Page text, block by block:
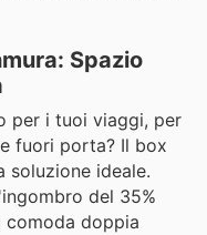
Spazio
per i tuoi viaggi, per
fuori porta? Il box
soluzione ideale.
del 35%
doppia